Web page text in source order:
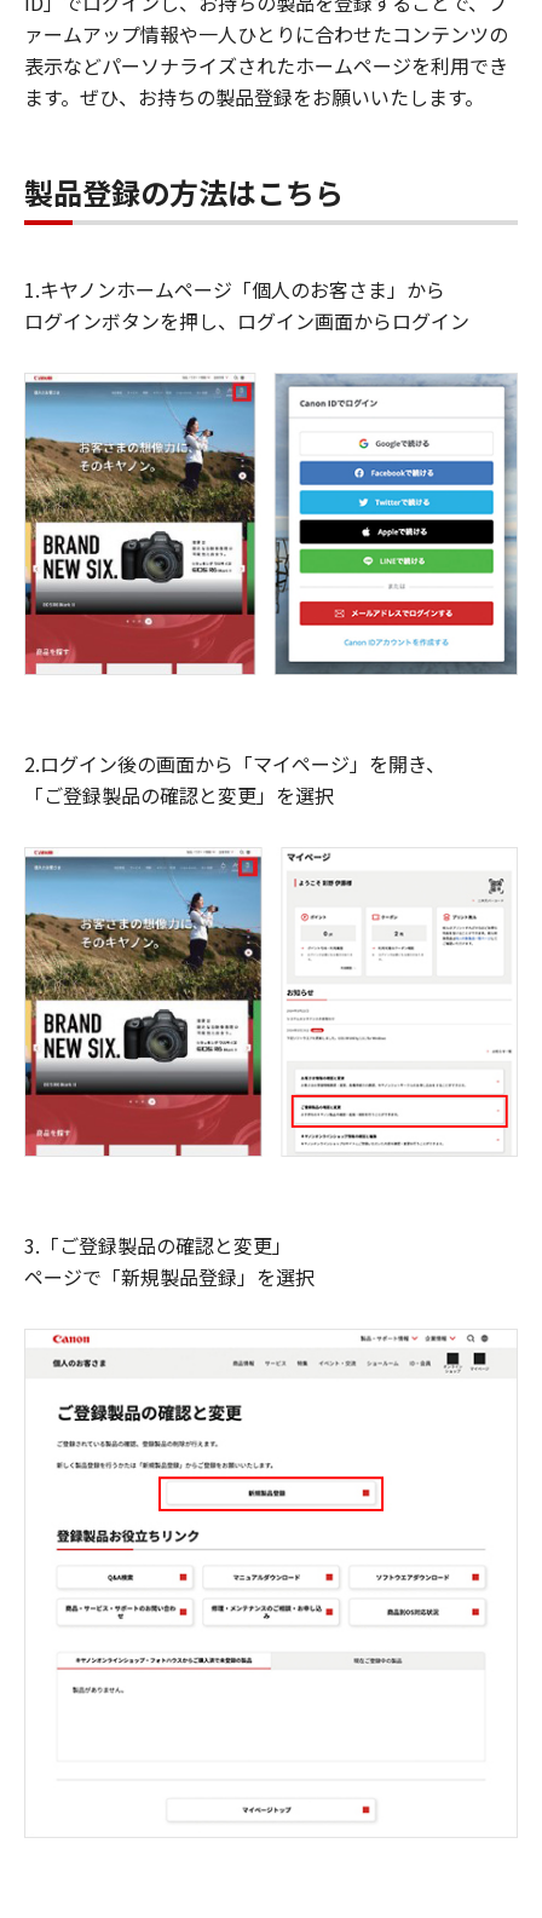
ァームアップ情報や一人ひとりに合わせたコンテンツの
表示などパーソナライズされたホームページを利用でき
ます。ぜひ、お持ちの製品登録をお願いいたします。
製品登録の方法はこちら
1.キヤノンホームページ「個人のお客さま」から
ログインボタンを押し、ログイン画面からログイン
2.ログイン後の画面から「マイページ」を開き、
「ご登録製品の確認と変更」を選択
3.「ご登録製品の確認と変更」
ページで「新規製品登録」を選択